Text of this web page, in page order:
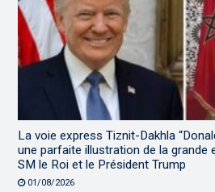
La voie express Tiznit-Dakhla
une parfaite illustration de la grande
SM le Roi et le Président Trump
01/08/2026